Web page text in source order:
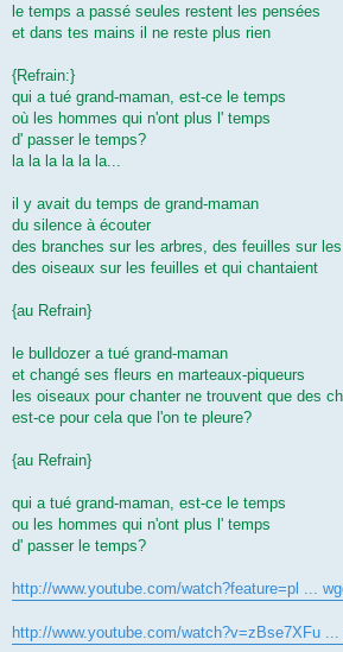
le temps a passé seules restent les pensées
et dans tes mains il ne reste plus rien
{Refrain:}
qui a tué grand-maman, est-ce le temps
où les hommes qui n'ont plus l' temps
d' passer le temps?
la la la la la la...
il y avait du temps de grand-maman
du silence à écouter
des branches sur les arbres, des feuilles sur
des oiseaux sur les feuilles et qui chantaient
{au Refrain}
le bulldozer a tué grand-maman
et changé ses fleurs en marteaux-piqueurs
les oiseaux pour chanter ne trouvent que des
est-ce pour cela que l'on te pleure?
{au Refrain}
qui a tué grand-maman, est-ce le temps
ou les hommes qui n'ont plus l' temps
d' passer le temps?
http://www.youtube.com/watch?feature=pl ...
http://www.youtube.com/watch?v=zBse7XFu ...